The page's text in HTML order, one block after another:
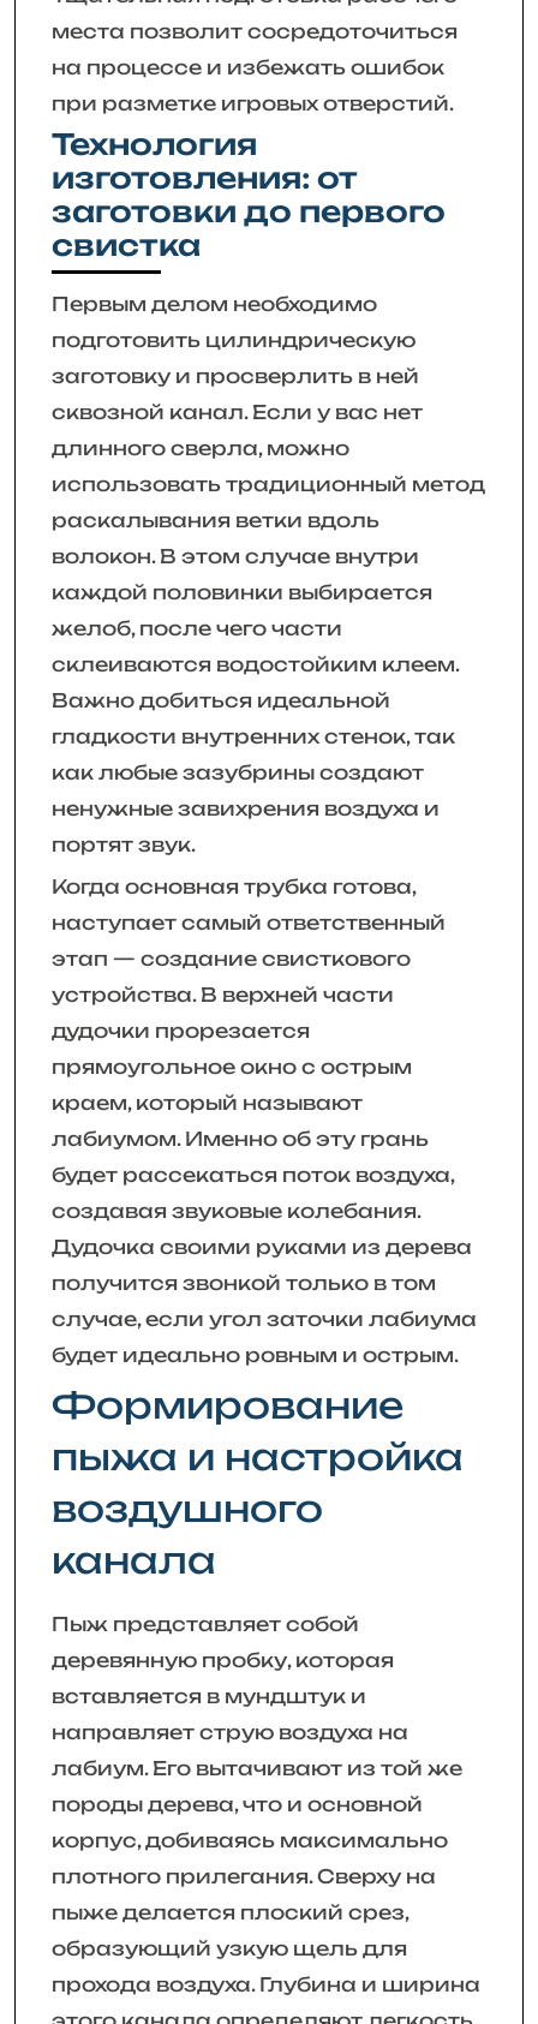
места позволит сосредоточиться
на процессе и избежать ошибок
при разметке игровых отверстий.
Технология
изготовления: от
заготовки до первого
свистка
Первым делом необходимо
подготовить цилиндрическую
заготовку и просверлить в ней
сквозной канал. Если у вас нет
длинного сверла, можно
использовать традиционный метод
раскалывания ветки вдоль
волокон. В этом случае внутри
каждой половинки выбирается
желоб, после чего части
склеиваются водостойким клеем.
Важно добиться идеальной
гладкости внутренних стенок, так
как любые зазубрины создают
ненужные завихрения воздуха и
портят звук.
Когда основная трубка готова,
наступает самый ответственный
этап — создание свисткового
устройства. В верхней части
дудочки прорезается
прямоугольное окно с острым
краем, который называют
лабиумом. Именно об эту грань
будет рассекаться поток воздуха,
создавая звуковые колебания.
Дудочка своими руками из дерева
получится звонкой только в том
случае, если угол заточки лабиума
будет идеально ровным и острым.
Формирование
пыжа и настройка
воздушного
канала
Пыж представляет собой
деревянную пробку, которая
вставляется в мундштук и
направляет струю воздуха на
лабиум. Его вытачивают из той же
породы дерева, что и основной
корпус, добиваясь максимально
плотного прилегания. Сверху на
пыже делается плоский срез,
образующий узкую щель для
прохода воздуха. Глубина и ширина